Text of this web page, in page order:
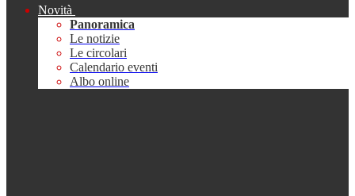
Novità
Panoramica
Le notizie
Le circolari
Calendario eventi
Albo online